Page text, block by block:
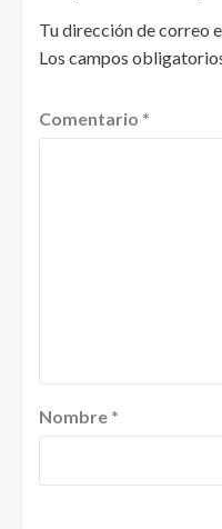
Tu dirección de correo
Los campos
Comentario *
Nombre *